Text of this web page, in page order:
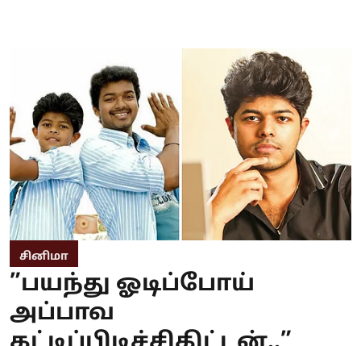
சினிமா
”பயந்து ஓடிப்போய்
அப்பாவ